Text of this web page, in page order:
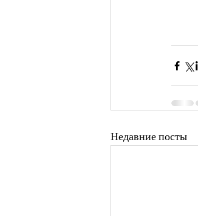
Недавние посты